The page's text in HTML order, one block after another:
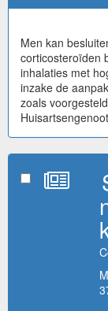
Men kan
corticosteroïden
inhalaties met
inzake de
zoals